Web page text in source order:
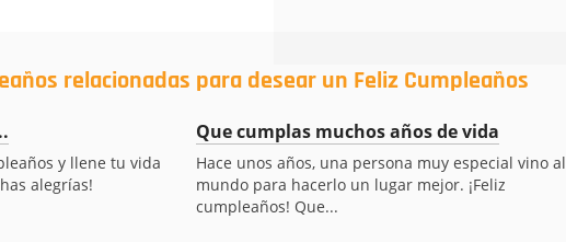
relacionadas para desear un Feliz Cumpleaños
y llene tu vida
alegrías!
Que cumplas muchos años de vida
Hace unos años, una persona muy especial vino al
mundo para hacerlo un lugar mejor. ¡Feliz
cumpleaños! Que...